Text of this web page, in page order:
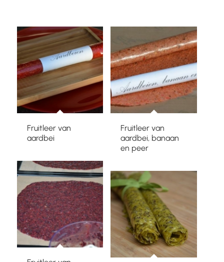
Fruitleer van
aardbei
Fruitleer van
aardbei, banaan
en peer